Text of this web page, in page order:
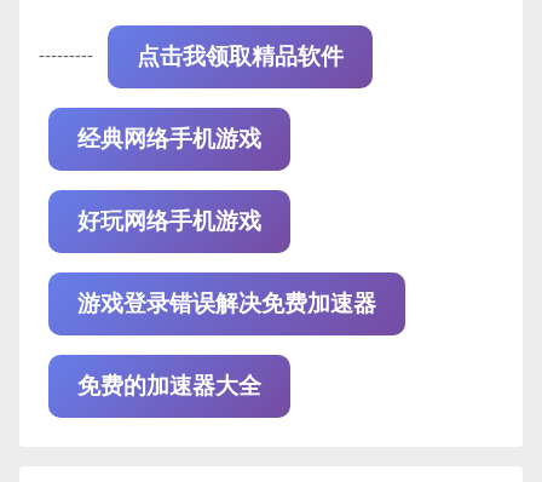
--------- 点击我领取精品软件
经典网络手机游戏
好玩网络手机游戏
游戏登录错误解决免费加速器
免费的加速器大全